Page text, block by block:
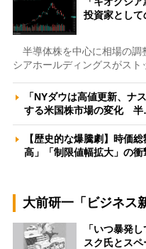
投資家とし
半導体株を中心に相場の調
シアホールディングスがスト
「NYダウは高値更新、ナ
する米国株市場の変化
【歴史的な爆騰劇】時価
高」「制限値幅拡大」の
大前研一「ビジネス
「いつ暴発
スク氏とス